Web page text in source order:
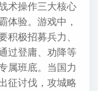
术操作三大核心
体验。游戏中，
积极招募兵力、
过登庸、劝降等
属班底。当国力
征讨伐，攻城略